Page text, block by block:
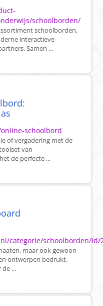
schoolborden/
schoolborden,
interactieve
Samen ...
schoolbord
of vergadering met de
van
de perfecte ...
categorie/schoolborden/id/
maar ook gewoon
ontwerpen bedrukt.
...